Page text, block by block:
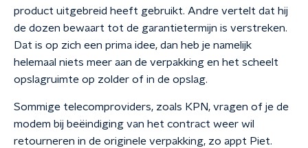
product uitgebreid heeft gebruikt. Andre vertelt dat hij
de dozen bewaart tot de garantietermijn is verstreken.
Dat is op zich een prima idee, dan heb je namelijk
helemaal niets meer aan de verpakking en het scheelt
opslagruimte op zolder of in de opslag.
Sommige telecomproviders, zoals KPN, vragen of je de
modem bij beëindiging van het contract weer wil
retourneren in de originele verpakking, zo appt Piet.